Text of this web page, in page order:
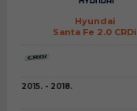
Hyundai
Santa Fe 2.0 CRDi
2015. - 2018.